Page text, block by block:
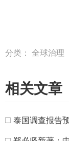
分类： 全球治理
相关文章
□ 泰国调查报告